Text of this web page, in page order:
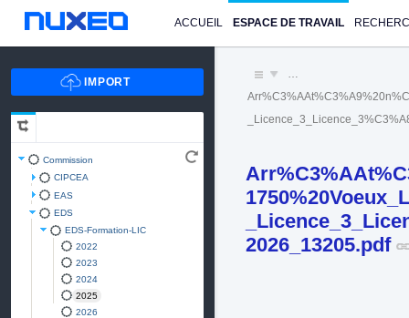
ACCUEIL ESPACE DE TRAVAIL
Commission
CIPCEA
EAS
EDS
EDS-Formation-LIC
2022
2023
2024
2025
2026
…
2026_13205.pdf